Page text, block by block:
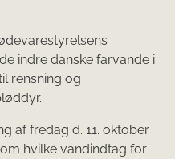
indre danske farvande i
rensning og
af fredag d. 11. oktober
hvilke vandindtag for